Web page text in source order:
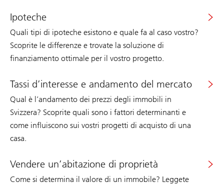
Ipoteche
Quali tipi di ipoteche esistono e quale fa al caso vostro?
Scoprite le differenze e trovate la soluzione di
finanziamento ottimale per il vostro progetto.
Tassi d’interesse e andamento del mercato
Qual è l’andamento dei prezzi degli immobili in
Svizzera? Scoprite quali sono i fattori determinanti e
come influiscono sui vostri progetti di acquisto di una
casa.
Vendere un’abitazione di proprietà
Come si determina il valore di un immobile? Leggete